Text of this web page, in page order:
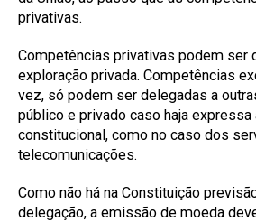
privativas.
Competências privativas podem ser
exploração privada. Competências
vez, só podem ser delegadas a
público e privado caso haja expressa
constitucional, como no caso dos
telecomunicações.
Como não há na Constituição
delegação, a emissão de moeda